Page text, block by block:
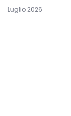
Luglio 2026